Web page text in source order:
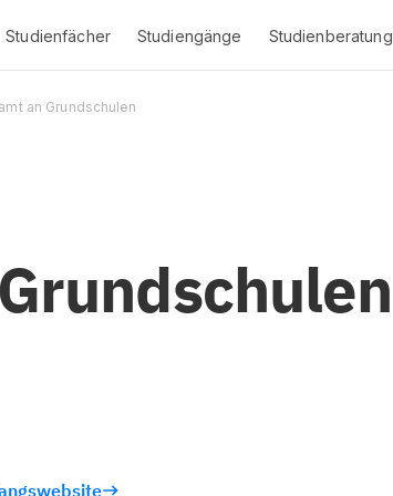
Studienfächer Studiengänge Studienberatung
an Grundschulen